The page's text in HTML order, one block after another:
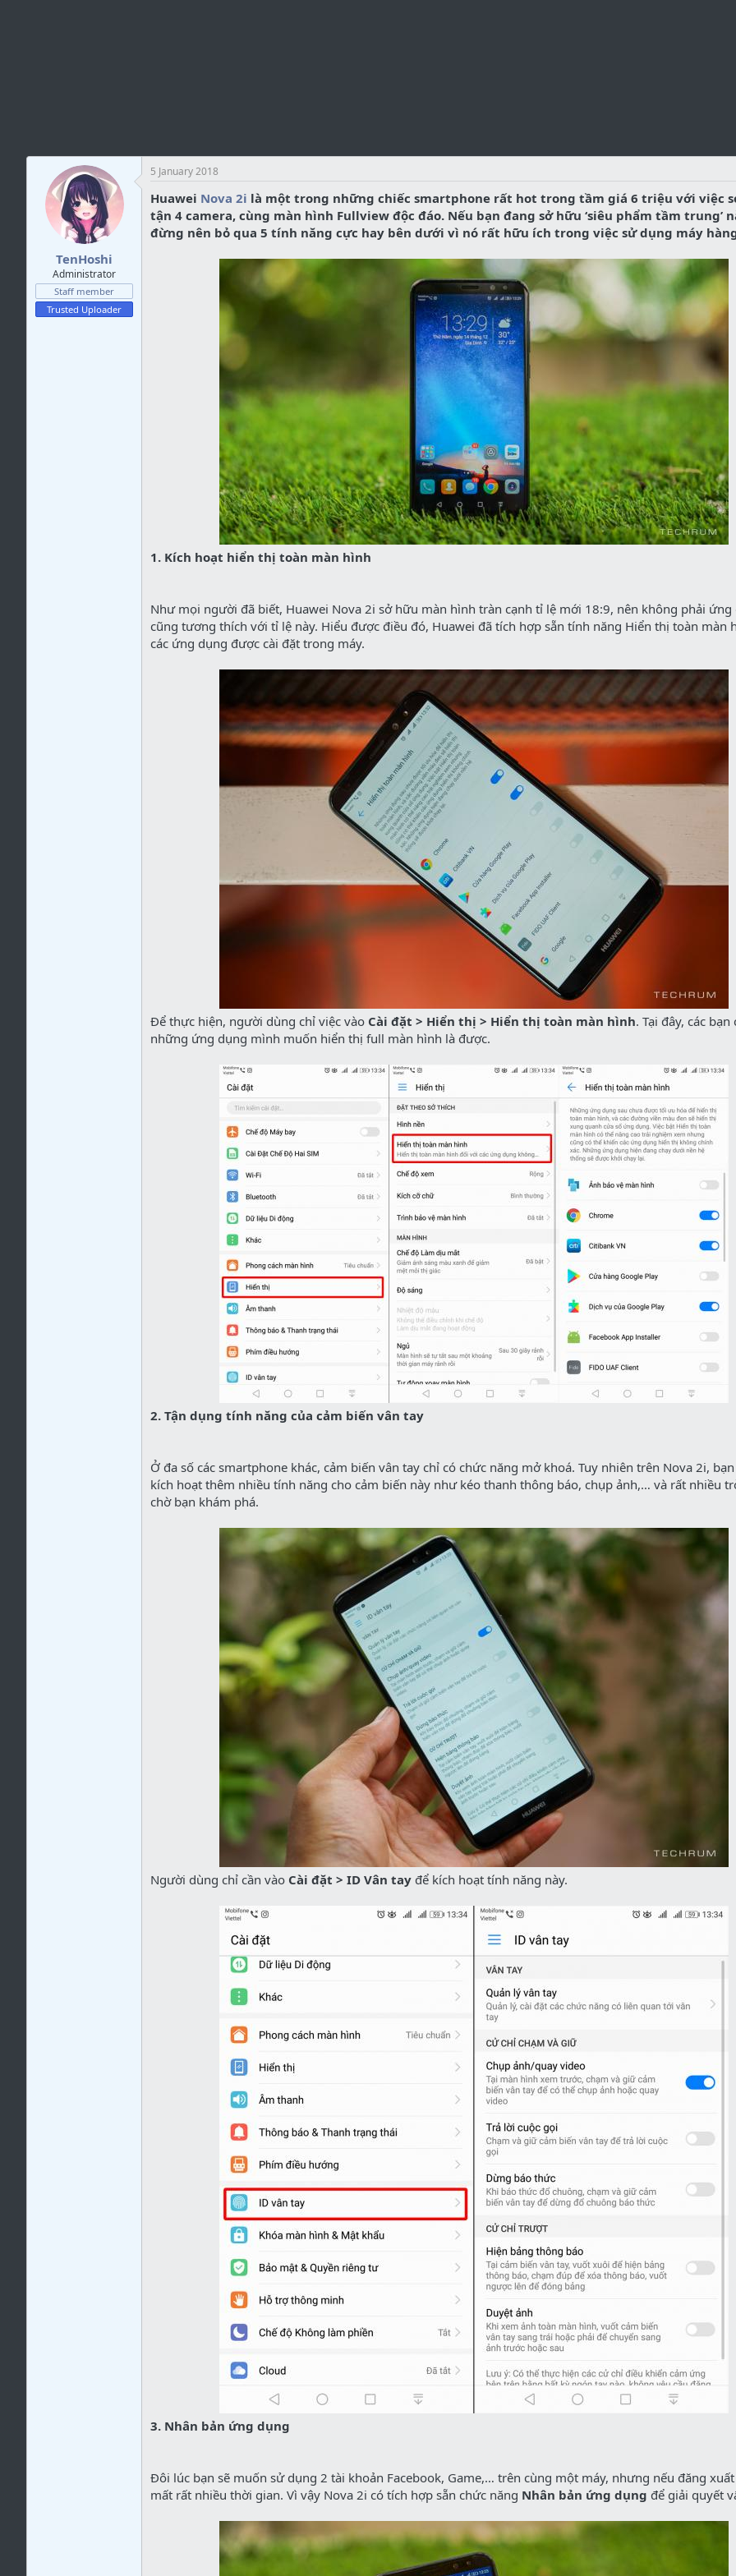
TenHoshi
Administrator
Staff member
Trusted Uploader
5 January 2018
Huawei Nova 2i là một trong những chiếc smartphone rất hot trong tầm giá 6 triệu với việc
tận 4 camera, cùng màn hình Fullview độc đáo. Nếu bạn đang sở hữu ‘siêu phẩm tầm trung’
đừng nên bỏ qua 5 tính năng cực hay bên dưới vì nó rất hữu ích trong việc sử dụng máy
1. Kích hoạt hiển thị toàn màn hình
Như mọi người đã biết, Huawei Nova 2i sở hữu màn hình tràn cạnh tỉ lệ mới 18:9, nên không phải ứng
cũng tương thích với tỉ lệ này. Hiểu được điều đó, Huawei đã tích hợp sẵn tính năng Hiển thị toàn màn
các ứng dụng được cài đặt trong máy.
Để thực hiện, người dùng chỉ việc vào Cài đặt > Hiển thị > Hiển thị toàn màn hình. Tại đây, các bạn
những ứng dụng mình muốn hiển thị full màn hình là được.
2. Tận dụng tính năng của cảm biến vân tay
Ở đa số các smartphone khác, cảm biến vân tay chỉ có chức năng mở khoá. Tuy nhiên trên Nova 2i,
kích hoạt thêm nhiều tính năng cho cảm biến này như kéo thanh thông báo, chụp ảnh,… và rất nhiều
chờ bạn khám phá.
Người dùng chỉ cần vào Cài đặt > ID Vân tay để kích hoạt tính năng này.
3. Nhân bản ứng dụng
Đôi lúc bạn sẽ muốn sử dụng 2 tài khoản Facebook, Game,… trên cùng một máy, nhưng nếu đăng
mất rất nhiều thời gian. Vì vậy Nova 2i có tích hợp sẵn chức năng Nhân bản ứng dụng để giải quyết